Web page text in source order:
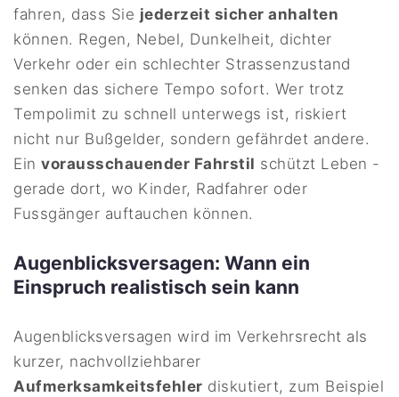
fahren, dass Sie jederzeit sicher anhalten
können. Regen, Nebel, Dunkelheit, dichter
Verkehr oder ein schlechter Strassenzustand
senken das sichere Tempo sofort. Wer trotz
Tempolimit zu schnell unterwegs ist, riskiert
nicht nur Bußgelder, sondern gefährdet andere.
Einvorausschauender Fahrstil schützt Leben -
gerade dort, wo Kinder, Radfahrer oder
Fussgänger auftauchen können.
Augenblicksversagen: Wann ein
Einspruch realistisch sein kann
Augenblicksversagen wird im Verkehrsrecht als
kurzer, nachvollziehbarer
Aufmerksamkeitsfehler diskutiert, zum Beispiel